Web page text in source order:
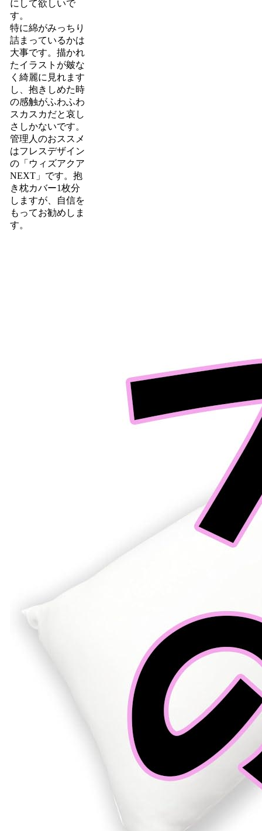
にして欲しいで
す。
特に綿がみっちり
詰まっているかは
大事です。描かれ
たイラストが皴な
く綺麗に見れます
し、抱きしめた時
の感触がふわふわ
スカスカだと哀し
さしかないです。
管理人のおススメ
はフレスデザイン
の「ウィズアクア
NEXT」です。抱
き枕カバー1枚分
しますが、自信を
もってお勧めしま
す。